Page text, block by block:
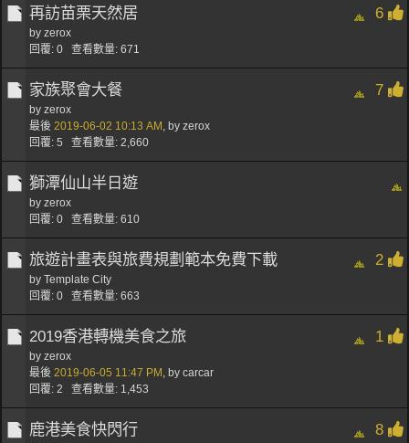
6
再訪苗栗天然居
by zerox
回覆: 0 查看數量: 671
7
家族聚會大餐
by zerox
最後 2019-06-02 10:13 AM , by zerox
回覆: 5 查看數量: 2,660
獅潭仙山半日遊
by zerox
回覆: 0 查看數量: 610
2
旅遊計畫表與旅費規劃範本免費下載
by Template City
回覆: 0 查看數量: 663
1
2019香港轉機美食之旅
by zerox
最後 2019-06-05 11:47 PM , by carcar
回覆: 2 查看數量: 1,453
8
鹿港美食快閃行